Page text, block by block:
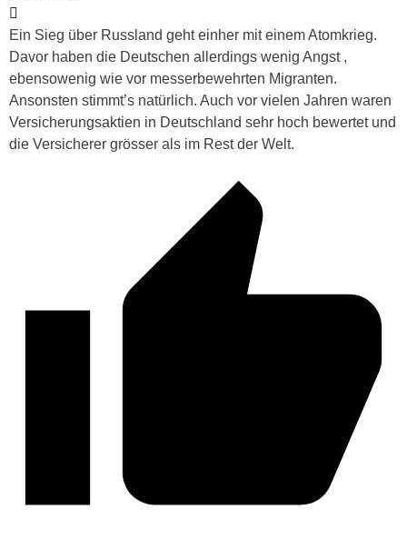
Ein Sieg über Russland geht einher mit einem Atomkrieg.
Davor haben die Deutschen allerdings wenig Angst ,
ebensowenig wie vor messerbewehrten Migranten.
Ansonsten stimmt’s natürlich. Auch vor vielen Jahren waren
Versicherungsaktien in Deutschland sehr hoch bewertet und
die Versicherer grösser als im Rest der Welt.